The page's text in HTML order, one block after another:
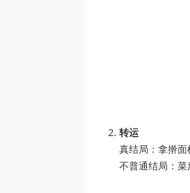
转运
真结局：拿擀面
不普通结局：菜